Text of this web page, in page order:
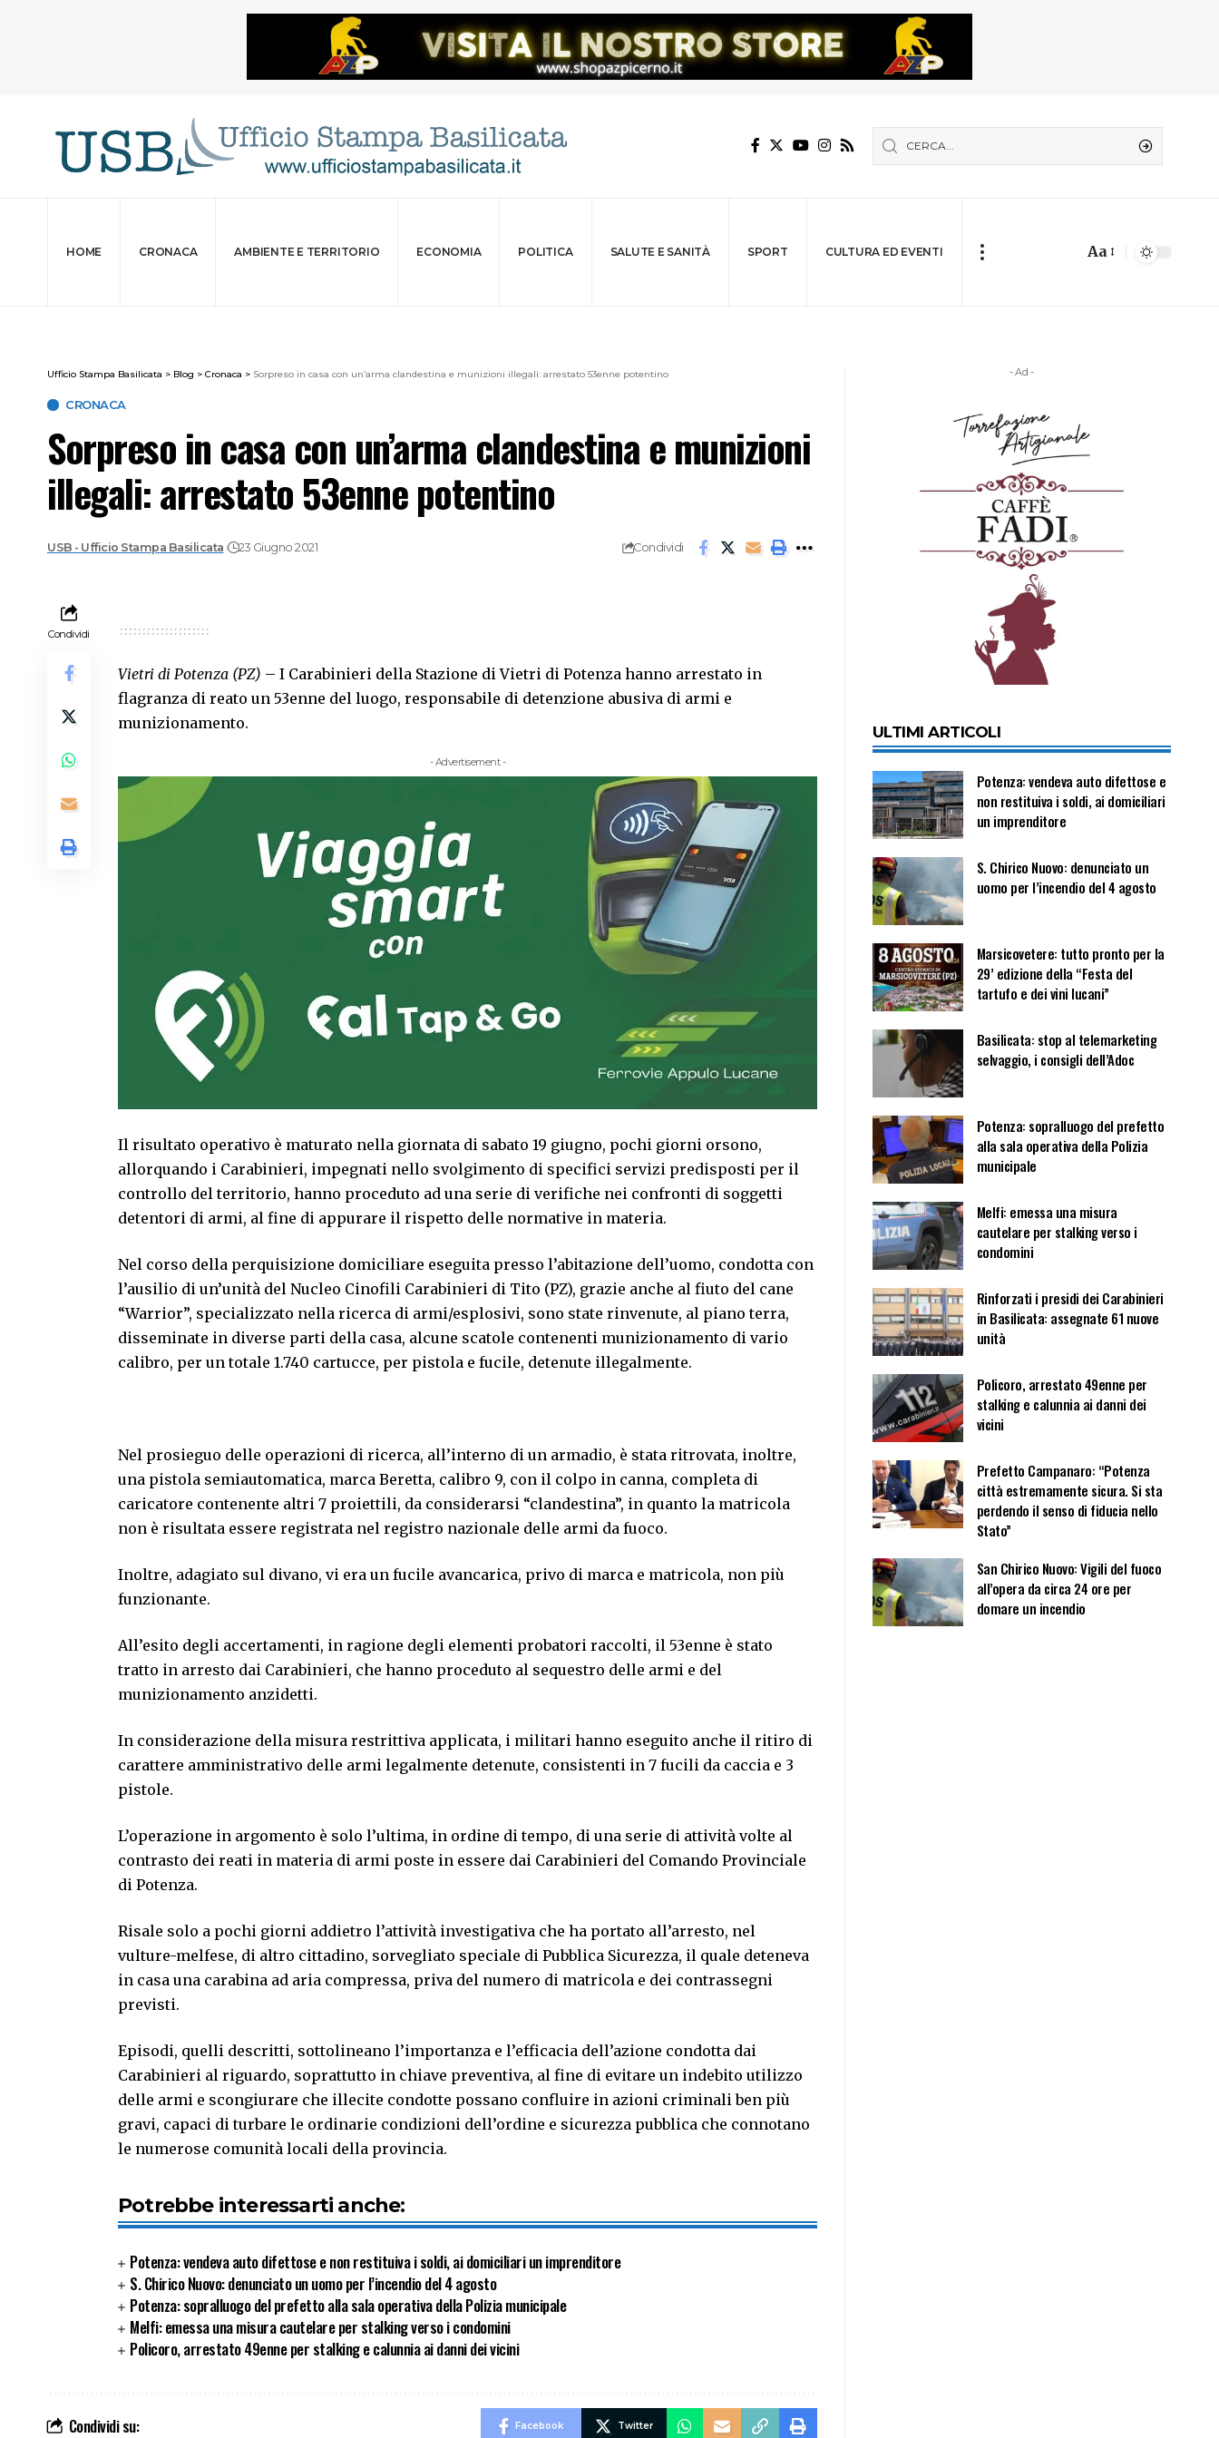
HOME CRONACA AMBIENTE E TERRITORIO ECONOMIA POLITICA SALUTE E SANITÀ SPORT CULTURA ED EVENTI Aa
Ufficio Stampa Basilicata > Blog > Cronaca > Sorpreso in casa con un’arma clandestina e munizioni illegali: arrestato 53enne potentino
CRONACA
Sorpreso in casa con un’arma clandestina e munizioni
illegali: arrestato 53enne potentino
USB - Ufficio Stampa Basilicata 23 Giugno 2021 Condividi
Condividi
Vietri di Potenza (PZ) – I Carabinieri della Stazione di Vietri di Potenza hanno arrestato in
flagranza di reato un 53enne del luogo, responsabile di detenzione abusiva di armi e
munizionamento.
- Advertisement -
Il risultato operativo è maturato nella giornata di sabato 19 giugno, pochi giorni orsono,
allorquando i Carabinieri, impegnati nello svolgimento di specifici servizi predisposti per il
controllo del territorio, hanno proceduto ad una serie di verifiche nei confronti di soggetti
detentori di armi, al fine di appurare il rispetto delle normative in materia.
Nel corso della perquisizione domiciliare eseguita presso l’abitazione dell’uomo, condotta con
l’ausilio di un’unità del Nucleo Cinofili Carabinieri di Tito (PZ), grazie anche al fiuto del cane
“Warrior”, specializzato nella ricerca di armi/esplosivi, sono state rinvenute, al piano terra,
disseminate in diverse parti della casa, alcune scatole contenenti munizionamento di vario
calibro, per un totale 1.740 cartucce, per pistola e fucile, detenute illegalmente.
Nel prosieguo delle operazioni di ricerca, all’interno di un armadio, è stata ritrovata, inoltre,
una pistola semiautomatica, marca Beretta, calibro 9, con il colpo in canna, completa di
caricatore contenente altri 7 proiettili, da considerarsi “clandestina”, in quanto la matricola
non è risultata essere registrata nel registro nazionale delle armi da fuoco.
Inoltre, adagiato sul divano, vi era un fucile avancarica, privo di marca e matricola, non più
funzionante.
All’esito degli accertamenti, in ragione degli elementi probatori raccolti, il 53enne è stato
tratto in arresto dai Carabinieri, che hanno proceduto al sequestro delle armi e del
munizionamento anzidetti.
In considerazione della misura restrittiva applicata, i militari hanno eseguito anche il ritiro di
carattere amministrativo delle armi legalmente detenute, consistenti in 7 fucili da caccia e 3
pistole.
L’operazione in argomento è solo l’ultima, in ordine di tempo, di una serie di attività volte al
contrasto dei reati in materia di armi poste in essere dai Carabinieri del Comando Provinciale
di Potenza.
Risale solo a pochi giorni addietro l’attività investigativa che ha portato all’arresto, nel
vulture-melfese, di altro cittadino, sorvegliato speciale di Pubblica Sicurezza, il quale deteneva
in casa una carabina ad aria compressa, priva del numero di matricola e dei contrassegni
previsti.
Episodi, quelli descritti, sottolineano l’importanza e l’efficacia dell’azione condotta dai
Carabinieri al riguardo, soprattutto in chiave preventiva, al fine di evitare un indebito utilizzo
delle armi e scongiurare che illecite condotte possano confluire in azioni criminali ben più
gravi, capaci di turbare le ordinarie condizioni dell’ordine e sicurezza pubblica che connotano
le numerose comunità locali della provincia.
Potrebbe interessarti anche:
Potenza: vendeva auto difettose e non restituiva i soldi, ai domiciliari un imprenditore
S. Chirico Nuovo: denunciato un uomo per l’incendio del 4 agosto
Potenza: sopralluogo del prefetto alla sala operativa della Polizia municipale
Melfi: emessa una misura cautelare per stalking verso i condomini
Policoro, arrestato 49enne per stalking e calunnia ai danni dei vicini
Condividi su: Facebook Twitter
- Ad -
ULTIMI ARTICOLI
Potenza: vendeva auto difettose e
non restituiva i soldi, ai domiciliari
un imprenditore
S. Chirico Nuovo: denunciato un
uomo per l’incendio del 4 agosto
Marsicovetere: tutto pronto per la
29’ edizione della “Festa del
tartufo e dei vini lucani”
Basilicata: stop al telemarketing
selvaggio, i consigli dell’Adoc
Potenza: sopralluogo del prefetto
alla sala operativa della Polizia
municipale
Melfi: emessa una misura
cautelare per stalking verso i
condomini
Rinforzati i presidi dei Carabinieri
in Basilicata: assegnate 61 nuove
unità
Policoro, arrestato 49enne per
stalking e calunnia ai danni dei
vicini
Prefetto Campanaro: “Potenza
città estremamente sicura. Si sta
perdendo il senso di fiducia nello
Stato”
San Chirico Nuovo: Vigili del fuoco
all’opera da circa 24 ore per
domare un incendio